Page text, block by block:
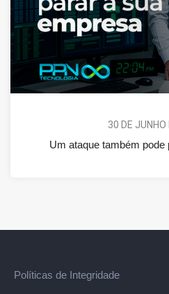
30 DE
Um ataque também
Políticas de Integridade